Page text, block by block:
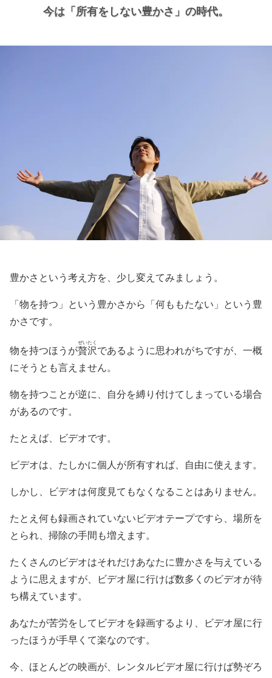
今は 「所有をしない豊かさ」の時代。
豊かさという考え方を、少し変えてみましょう。
「物を持つ」という豊かさから「何ももたない」という豊
かさです。
物を持つほうが贅沢
ぜいたく
であるように思われがちですが、一概
にそうとも言えません。
物を持つことが逆に、自分を縛り付けてしまっている場合
があるのです。
たとえば、ビデオです。
ビデオは、たしかに個人が所有すれば、自由に使えます。
しかし、ビデオは何度見てもなくなることはありません。
たとえ何も録画されていないビデオテープですら、場所を
とられ、掃除の手間も増えます。
たくさんのビデオはそれだけあなたに豊かさを与えている
ように思えますが、ビデオ屋に行けば数多くのビデオが待
ち構えています。
あなたが苦労をしてビデオを録画するより、ビデオ屋に行
ったほうが手早くて楽なのです。
今、ほとんどの映画が、レンタルビデオ屋に行けば勢ぞろ